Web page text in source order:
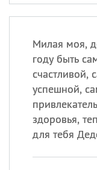
Милая моя,
году быть
счастливой,
успешной,
здоровья,
для тебя